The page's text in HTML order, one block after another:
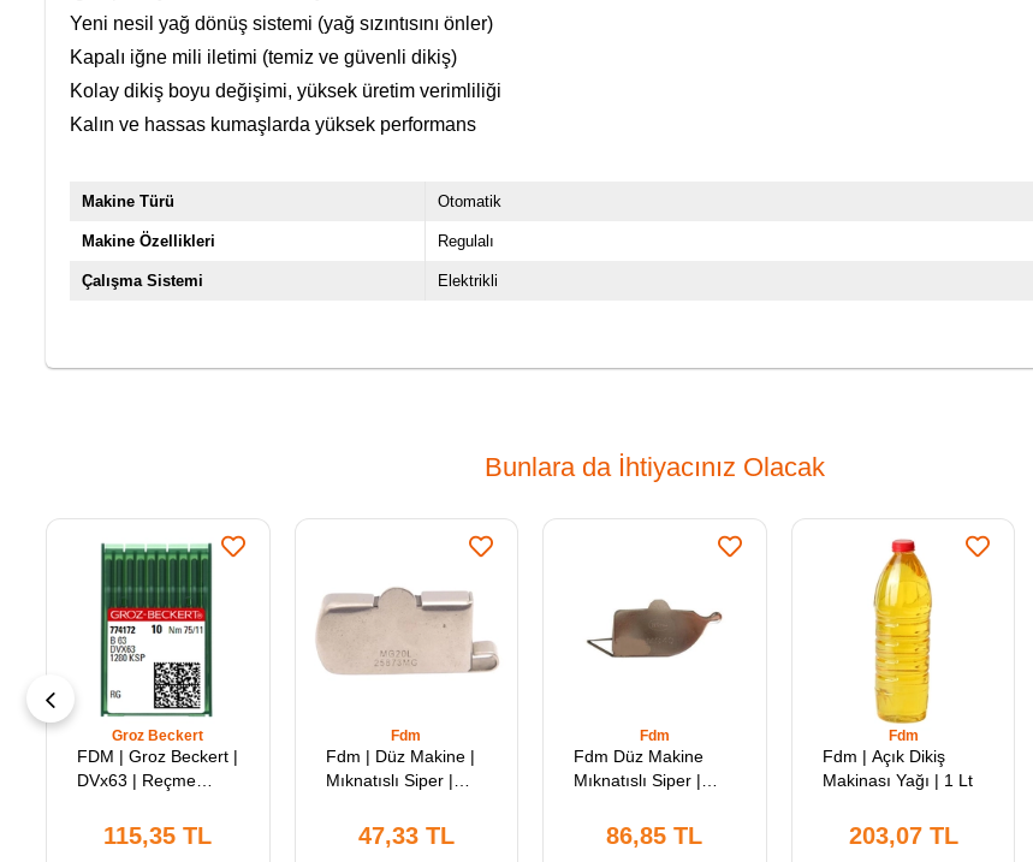
Yeni nesil yağ dönüş sistemi (yağ sızıntısını önler)
Kapalı iğne mili iletimi (temiz ve güvenli dikiş)
Kolay dikiş boyu değişimi, yüksek üretim verimliliği
Kalın ve hassas kumaşlarda yüksek performans
Makine Türü Otomatik
Makine Özellikleri Regulalı
Çalışma Sistemi Elektrikli
Bunlara da İhtiyacınız Olacak
Groz Beckert
FDM | Groz Beckert |
DVx63 | Reçme
Numara
115,35 TL
Fdm
Fdm | Düz Makine |
Mıknatıslı Siper |
70mm | En 35mm |
Kalınlık 10mm |
47,33 TL
Fdm
Fdm Düz Makine
Mıknatıslı Siper |
Tipi Düz Dikiş
Makinelerinde
86,85 TL
Fdm
Fdm | Açık Dikiş
Makinası Yağı | 1 Lt
203,07 TL